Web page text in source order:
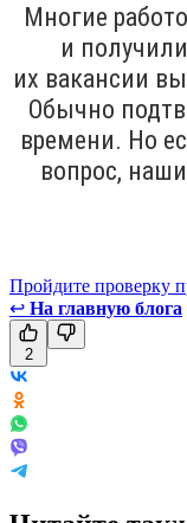
Многие
и
их вакансии
Обычно
времени. Но
вопрос,
Пройдите проверку
↩ На главную блога
2